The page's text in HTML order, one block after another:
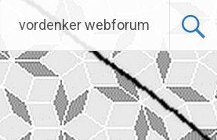
vordenker webforum